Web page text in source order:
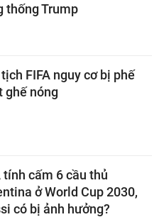
thống Trump
FIFA nguy cơ bị phế
ghế nóng
tính cấm 6 cầu thủ
ở World Cup 2030,
có bị ảnh hưởng?